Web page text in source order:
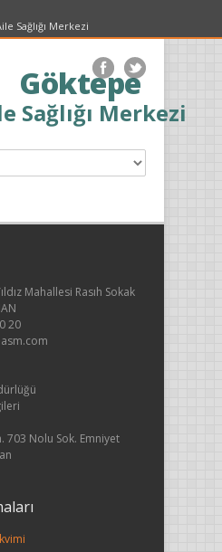
Sağlığı Merkezi
Göktepe
Sağlığı Merkezi
Mahallesi Rasıh Sokak
20
703 Nolu Sok. Emniyet